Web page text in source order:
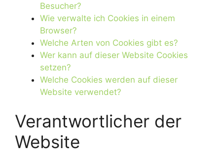
Besucher?
Wie verwalte ich Cookies in einem
Browser?
Welche Arten von Cookies gibt es?
Wer kann auf dieser Website Cookies
setzen?
Welche Cookies werden auf dieser
Website verwendet?
Verantwortlicher der
Website